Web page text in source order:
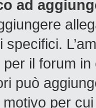
ad
specifici.
il forum
può
per